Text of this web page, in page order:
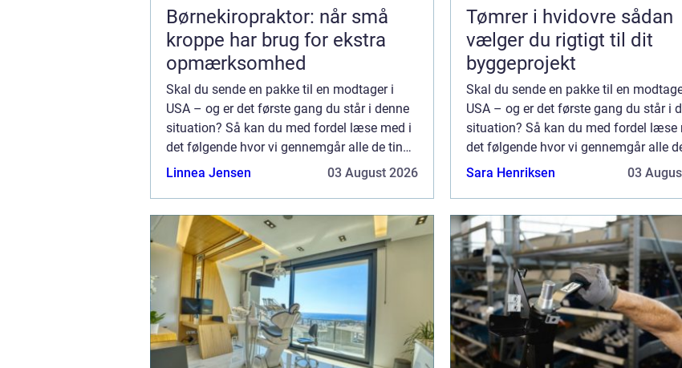
Børnekiropraktor: når små
kroppe har brug for ekstra
opmærksomhed
Skal du sende en pakke til en modtager i
USA – og er det første gang du står i denne
situation? Så kan du med fordel læse med i
det følgende hvor vi gennemgår alle de ting
du skal være opmærksom på når du ønsker
Linnea Jensen 03 August 2026
Tømrer i hvidovre sådan
vælger du rigtigt til dit
byggeprojekt
Skal du sende en pakke til en
USA – og er det første gang du står i
situation? Så kan du med fordel læse
det følgende hvor vi gennemgår alle
du skal være opmærksom på når du
Sara Henriksen 03